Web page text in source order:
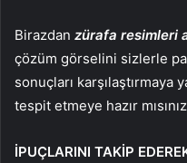
Birazdan zürafa resimleri
çözüm görselini sizlerle
sonuçları karşılaştırmaya
tespit etmeye hazır
İPUÇLARINI TAKİP